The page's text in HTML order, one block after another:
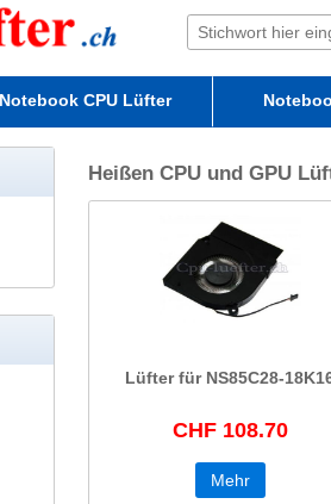
Notebook CPU Lüfter
Heißen CPU und GPU
Lüfter für NS85C28-
CHF 108.70
Mehr